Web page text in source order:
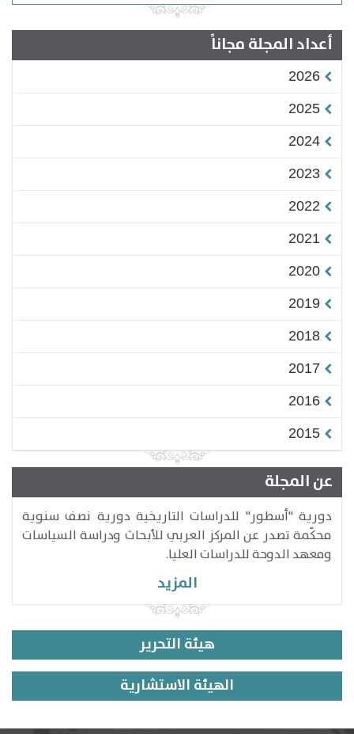
أعداد المجلة مجاناً
2026
2025
2024
2023
2022
2021
2020
2019
2018
2017
2016
2015
عن المجلة
دورية "أسطور" للدراسات التاريخية دورية نصف سنوية
محكّمة تصدر عن المركز العربي للأبحاث ودراسة السياسات
ومعهد الدوحة للدراسات العليا.
المزيد
هيئة التحرير
الهيئة الاستشارية